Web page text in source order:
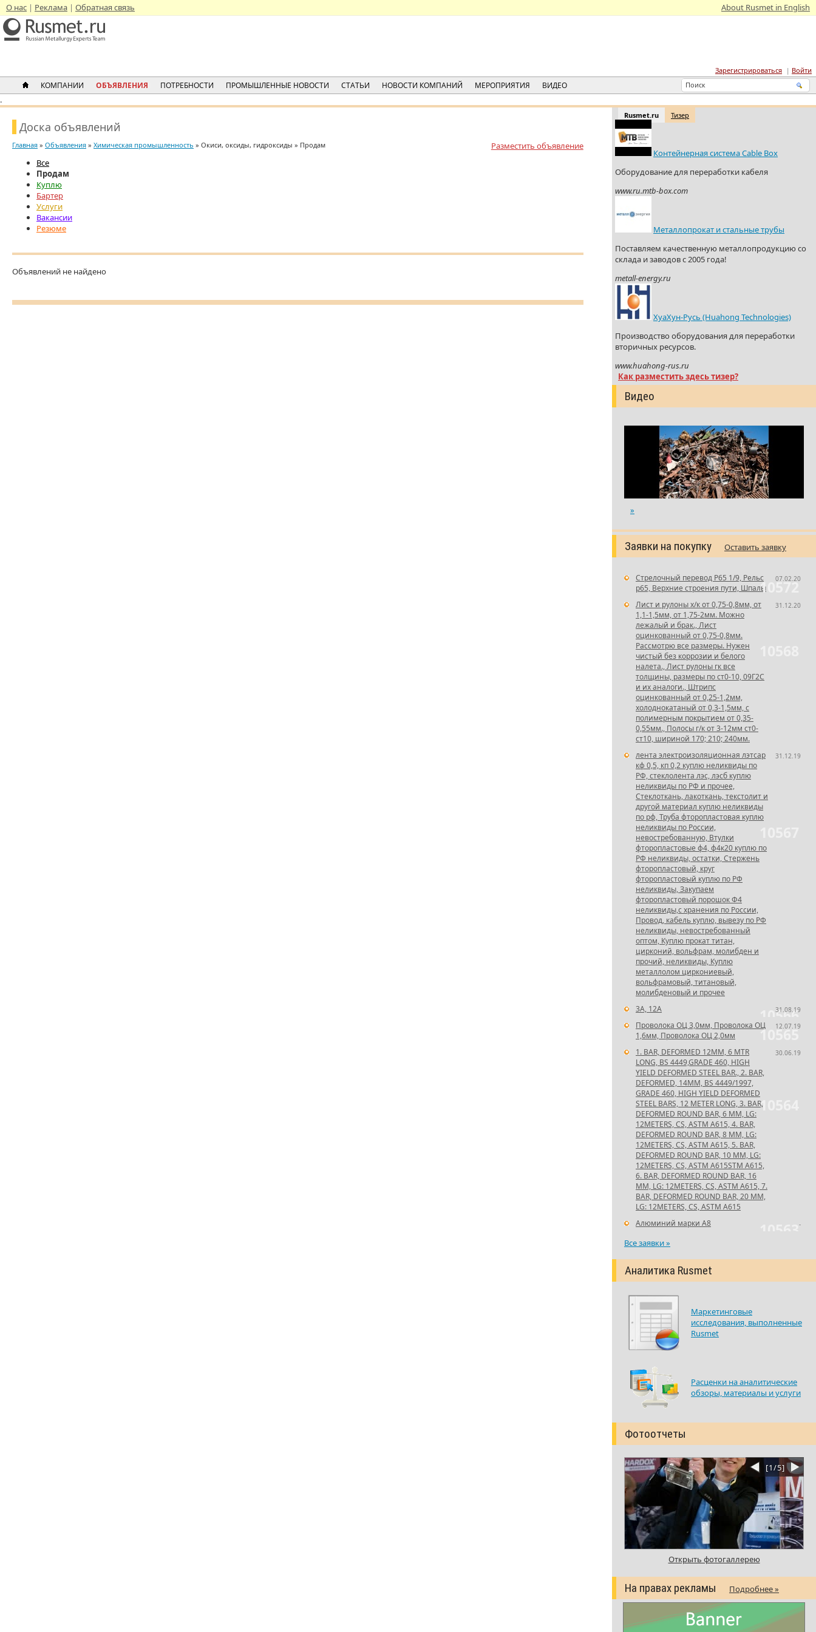
О нас Реклама Обратная связь About Rusmet in English
Зарегистрироваться Войти
КОМПАНИИ ОБЪЯВЛЕНИЯ ПОТРЕБНОСТИ ПРОМЫШЛЕННЫЕ НОВОСТИ СТАТЬИ НОВОСТИ КОМПАНИЙ МЕРОПРИЯТИЯ ВИДЕО
.
Rusmet.ru Тизер
Контейнерная система Cable Box
Оборудование для переработки кабеля
www.ru.mtb-box.com
Металлопрокат и стальные трубы
Поставляем качественную металлопродукцию со
склада и заводов с 2005 года!
metall-energy.ru
ХуаХун-Русь (Huahong Technologies)
Производство оборудования для переработки
вторичных ресурсов.
www.huahong-rus.ru
Как разместить здесь тизер?
Видео
»
Заявки на покупку Оставить заявку
10572
07.02.20
Стрелочный перевод Р65 1/9, Рельс
р65, Верхние строения пути, Шпалы
31.12.20
Лист и рулоны х/к от 0,75-0,8мм, от
1,1-1,5мм, от 1,75-2мм. Можно
лежалый и брак., Лист
оцинкованный от 0,75-0,8мм.
Рассмотрю все размеры. Нужен
чистый без коррозии и белого
налета., Лист рулоны гк все
толщины, размеры по ст0-10, 09Г2С
и их аналоги., Штрипс
оцинкованный от 0,25-1,2мм,
холоднокатаный от 0,3-1,5мм, с
полимерным покрытием от 0,35-
0,55мм., Полосы г/к от 3-12мм ст0-
ст10, шириной 170; 210; 240мм.
31.12.19
лента электроизоляционная лэтсар
кф 0,5, кп 0,2 куплю неликвиды по
РФ, стеклолента лэс, лэсб куплю
неликвиды по РФ и прочее,
Стеклоткань, лакоткань, текстолит и
другой материал куплю неликвиды
по рф, Труба фторопластовая куплю
неликвиды по России,
невостребованную, Втулки
фторопластовые ф4, ф4к20 куплю по
РФ неликвиды, остатки, Стержень
фторопластовый, круг
фторопластовый куплю по РФ
неликвиды, Закупаем
фторопластовый порошок Ф4
неликвиды,с хранения по России,
Провод, кабель куплю, вывезу по РФ
неликвиды, невостребованный
оптом, Куплю прокат титан,
цирконий, вольфрам, молибден и
прочий, неликвиды, Куплю
металлолом циркониевый,
вольфрамовый, титановый,
молибденовый и прочее
10566
31.08.19
3А, 12А
10565
12.07.19
Проволока ОЦ 3,0мм, Проволока ОЦ
1,6мм, Проволока ОЦ 2,0мм
10564
30.06.19
1. BAR, DEFORMED 12MM, 6 MTR
LONG, BS 4449,GRADE 460, HIGH
YIELD DEFORMED STEEL BAR., 2. BAR,
DEFORMED, 14MM, BS 4449/1997,
GRADE 460, HIGH YIELD DEFORMED
STEEL BARS, 12 METER LONG, 3. BAR,
DEFORMED ROUND BAR, 6 MM, LG:
12METERS, CS, ASTM A615, 4. BAR,
DEFORMED ROUND BAR, 8 MM, LG:
12METERS, CS, ASTM A615, 5. BAR,
DEFORMED ROUND BAR, 10 MM, LG:
12METERS, CS, ASTM A615STM A615,
6. BAR, DEFORMED ROUND BAR, 16
MM, LG: 12METERS, CS, ASTM A615, 7.
BAR, DEFORMED ROUND BAR, 20 MM,
LG: 12METERS, CS, ASTM A615
-
Алюминий марки А8
Все заявки »
Аналитика Rusmet
Маркетинговые
исследования, выполненные
Rusmet
Расценки на аналитические
обзоры, материалы и услуги
Фотоотчеты
Открыть фотогаллерею
[1/5]
На правах рекламы Подробнее »
Доска объявлений
Разместить объявление
Главная » Объявления » Химическая промышленность » Окиси, оксиды, гидроксиды » Продам
Все
Продам
Куплю
Бартер
Услуги
Вакансии
Резюме
Объявлений не найдено